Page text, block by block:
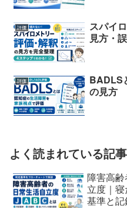
評価
スパイ
見方・
評価
BADLS
の見方
よく読まれている記事
障害高
立度｜
基準と記